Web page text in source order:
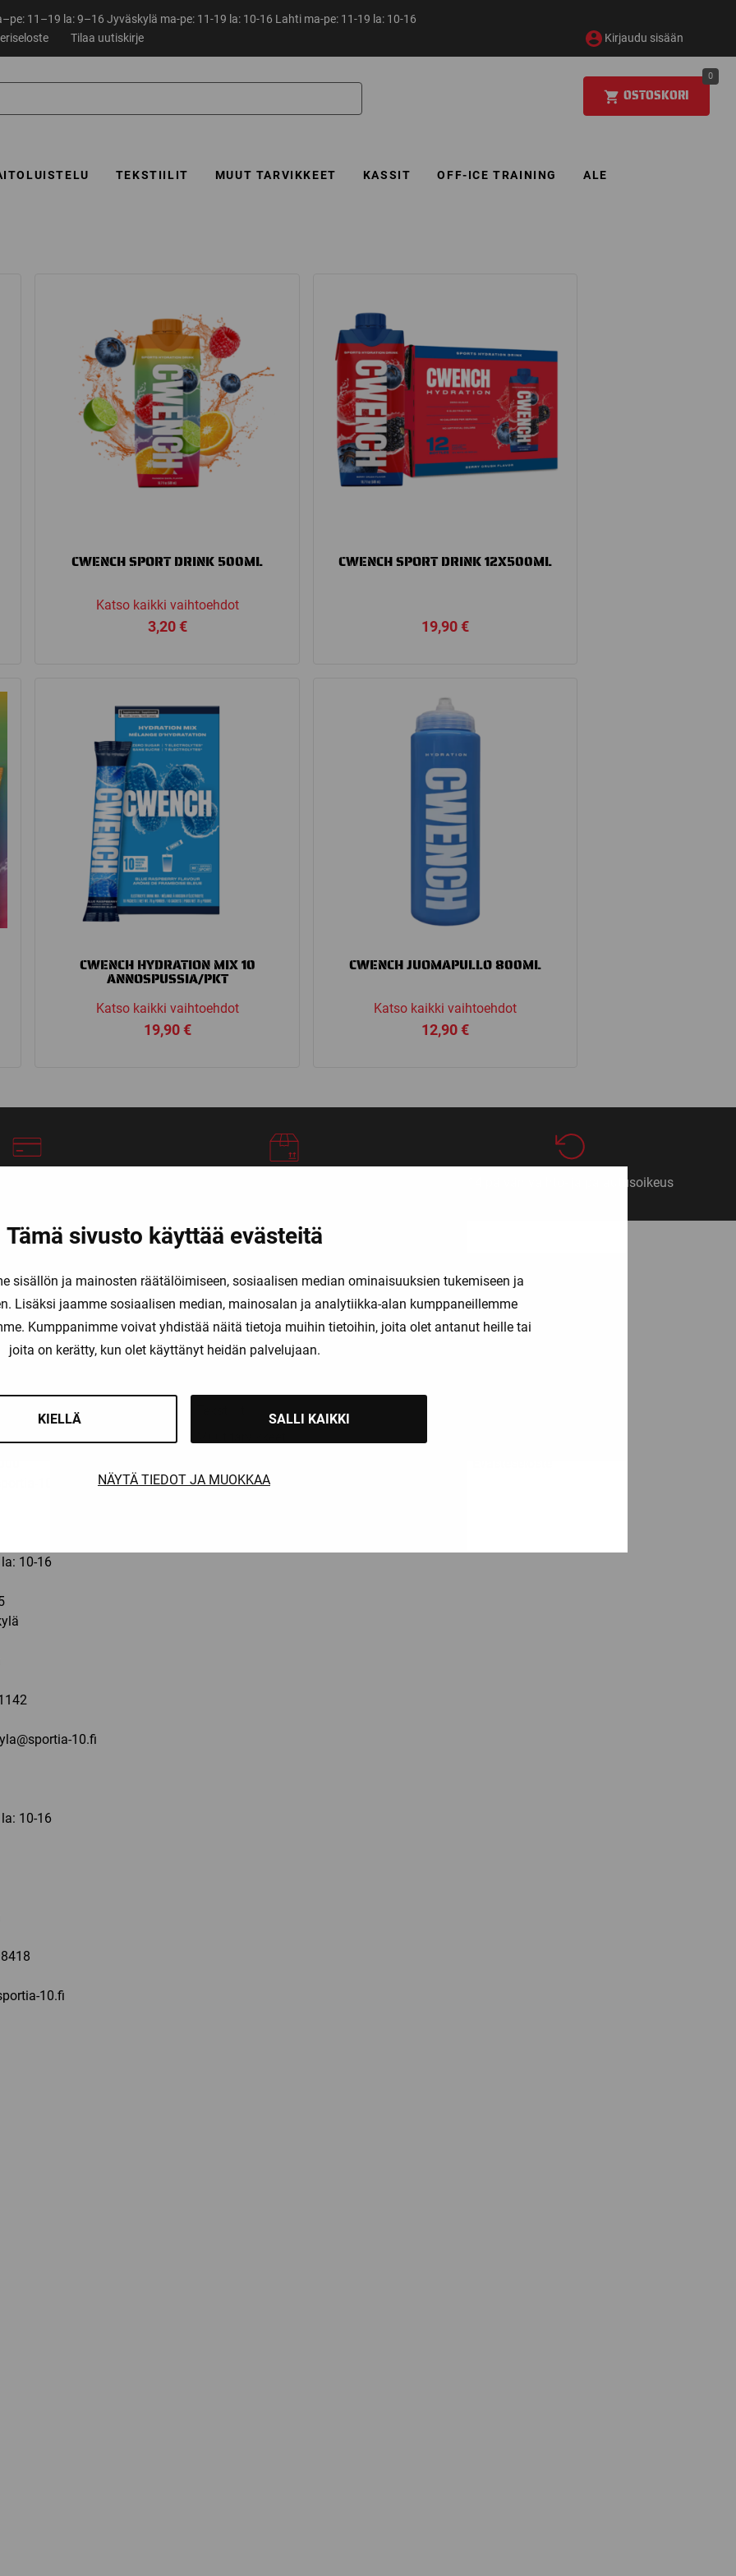
Tämä sivusto käyttää evästeitä
sisällön ja mainosten räätälöimiseen, sosiaalisen median ominaisuuksien tukemiseen ja
Lisäksi jaamme sosiaalisen median, mainosalan ja analytiikka-alan kumppaneillemme
Kumppanimme voivat yhdistää näitä tietoja muihin tietoihin, joita olet antanut heille tai
joita on kerätty, kun olet käyttänyt heidän palvelujaan.
KIELLÄ SALLI KAIKKI
NÄYTÄ TIEDOT JA MUOKKAA
11–19 la: 9–16 Jyväskylä ma-pe: 11-19 la: 10-16 Lahti ma-pe: 11-19 la: 10-16
Tilaa uutiskirje Kirjaudu sisään
OSTOSKORI
0
TEKSTIILIT MUUT TARVIKKEET KASSIT OFF-ICE TRAINING ALE
CWENCH SPORT DRINK 500ML
Katso kaikki vaihtoehdot
3,20€
CWENCH SPORT DRINK 12X500ML
19,90€
CWENCH HYDRATION MIX 10
ANNOSPUSSIA/PKT
Katso kaikki vaihtoehdot
19,90€
CWENCH JUOMAPULLO 800ML
Katso kaikki vaihtoehdot
12,90€
14 päivän vaihto- ja palautusoikeus
la: 9-16
10-16
10.fi
10-16
10.fi
Pelaajat
Maalivahdit
Erotuomarit
Palvelut
Info